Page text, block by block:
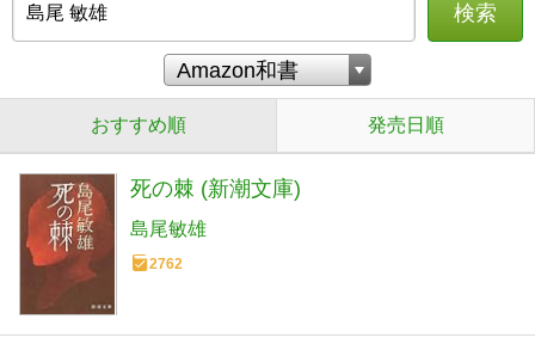
検索
おすすめ順 発売日順
死の棘 (新潮文庫)
島尾敏雄
2762